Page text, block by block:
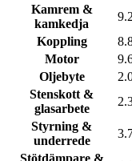
Kamrem &
kamkedja
Koppling
Motor
Oljebyte
Stenskott &
glasarbete
Styrning &
underrede